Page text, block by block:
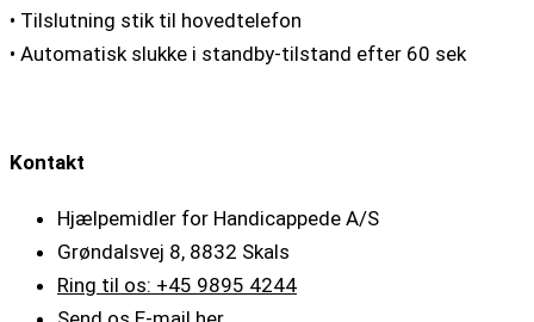
• Tilslutning stik til hovedtelefon
• Automatisk slukke i standby-tilstand efter 60 sek
Kontakt
Hjælpemidler for Handicappede A/S
Grøndalsvej 8, 8832 Skals
Ring til os: +45 9895 4244